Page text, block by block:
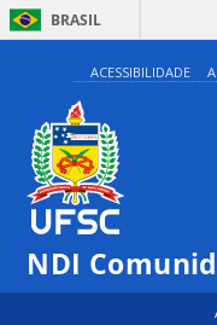
BRASIL
ACESSIBILIDADE
NDI